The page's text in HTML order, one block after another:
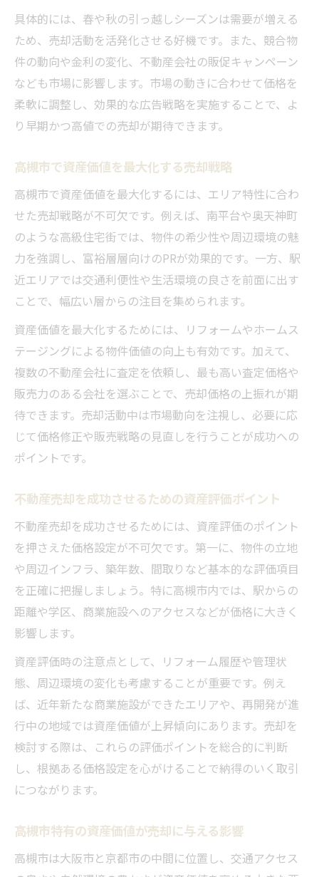
不動産売却で南平台の高級感を活かす方法
奥天神町の特性を踏まえた価格設定のコツ
南平台・奥天神町ならではの売却アプロー
チ
不動産売却時に意識したい高級住宅街の魅
力
高槻市で後悔しない価格設定の秘訣を解説
不動産売却で後悔しないための価格設定法
高槻市で納得できる価格設定のポイント
不動産売却成功に導く事前準備の重要性
高槻市の相場を踏まえた価格設定の秘訣
不動産売却で価格トラブルを防ぐチェック
具体的には、春や秋の引っ越しシーズンは需要が増える
ため、売却活動を活発化させる好機です。また、競合物
件の動向や金利の変化、不動産会社の販促キャンペーン
なども市場に影響します。市場の動きに合わせて価格を
柔軟に調整し、効果的な広告戦略を実施することで、よ
り早期かつ高値での売却が期待できます。
高槻市で資産価値を最大化する売却戦略
高槻市で資産価値を最大化するには、エリア特性に合わ
せた売却戦略が不可欠です。例えば、南平台や奥天神町
のような高級住宅街では、物件の希少性や周辺環境の魅
力を強調し、富裕層層向けのPRが効果的です。一方、駅
近エリアでは交通利便性や生活環境の良さを前面に出す
ことで、幅広い層からの注目を集められます。
資産価値を最大化するためには、リフォームやホームス
テージングによる物件価値の向上も有効です。加えて、
複数の不動産会社に査定を依頼し、最も高い査定価格や
販売力のある会社を選ぶことで、売却価格の上振れが期
待できます。売却活動中は市場動向を注視し、必要に応
じて価格修正や販売戦略の見直しを行うことが成功への
ポイントです。
不動産売却を成功させるための資産評価ポイント
不動産売却を成功させるためには、資産評価のポイント
を押さえた価格設定が不可欠です。第一に、物件の立地
や周辺インフラ、築年数、間取りなど基本的な評価項目
を正確に把握しましょう。特に高槻市内では、駅からの
距離や学区、商業施設へのアクセスなどが価格に大きく
影響します。
資産評価時の注意点として、リフォーム履歴や管理状
態、周辺環境の変化も考慮することが重要です。例え
ば、近年新たな商業施設ができたエリアや、再開発が進
行中の地域では資産価値が上昇傾向にあります。売却を
検討する際は、これらの評価ポイントを総合的に判断
し、根拠ある価格設定を心がけることで納得のいく取引
につながります。
高槻市特有の資産価値が売却に与える影響
高槻市は大阪市と京都市の中間に位置し、交通アクセス